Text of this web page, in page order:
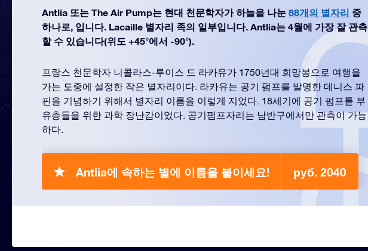
Antlia 또는 The Air Pump는 현대 천문학자가 하늘을 나눈 88개의 별자리 중
하나로, 입니다. Lacaille 별자리 족의 일부입니다. Antlia는 4월에 가장 잘 관측
할 수 있습니다(위도 +45°에서 -90°).
프랑스 천문학자 니콜라스-루이스 드 라카유가 1750년대 희망봉으로 여행을
가는 도중에 설정한 작은 별자리이다. 라카유는 공기 펌프를 발명한 데니스 파
핀을 기념하기 위해서 별자리 이름을 이렇게 지었다. 18세기에 공기 펌프틑 부
유층들을 위한 과학 장난감이었다. 공기펌프자리는 남반구에서만 관측이 가능
하다.
Antlia에 속하는 별에 이름을 붙이세요! руб. 2040